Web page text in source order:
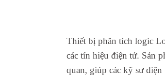
Thiết bị phân tích logic
các tín hiệu điện tử. Sản
quan, giúp các kỹ sư